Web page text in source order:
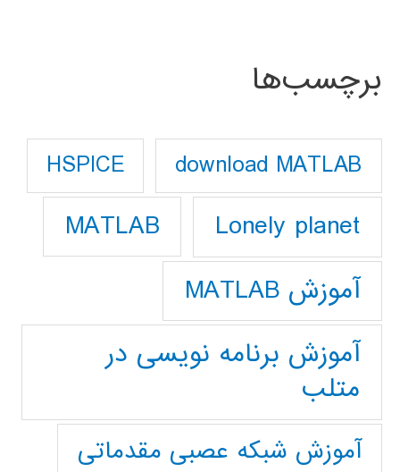
برچسب‌ها
download MATLAB
HSPICE
Lonely planet
MATLAB
آموزش MATLAB
آموزش برنامه نویسی در
متلب
آموزش شبکه عصبی مقدماتی